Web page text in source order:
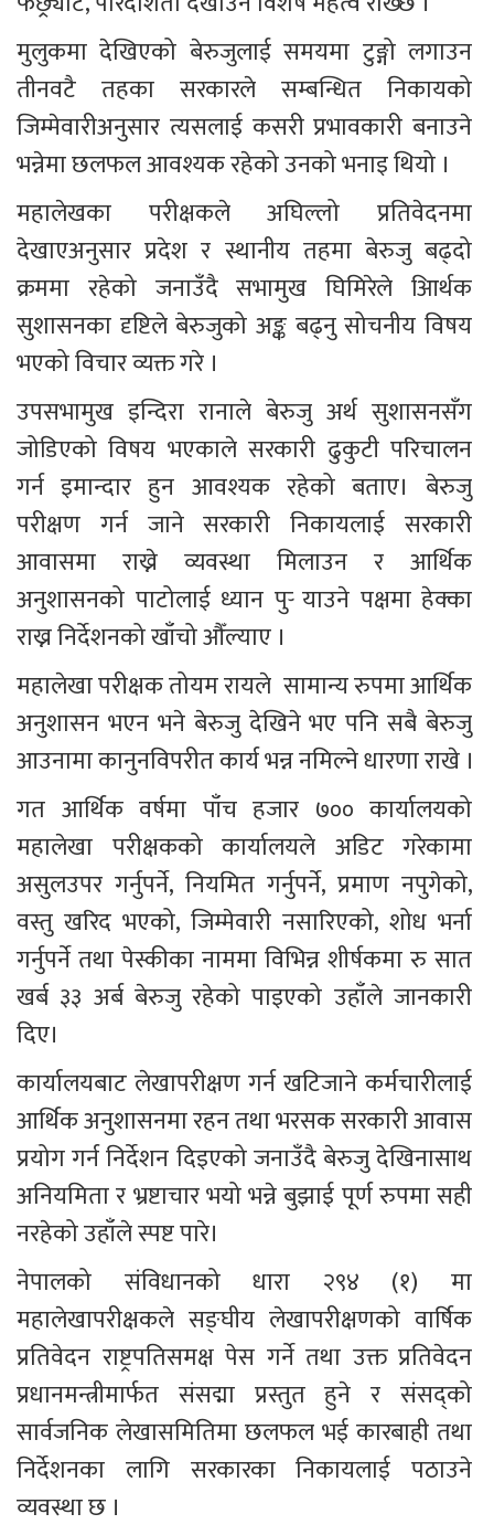
मुलुकमा देखिएको बेरुजुलाई समयमा टुङ्गो लगाउन
तीनवटै तहका सरकारले सम्बन्धित निकायको
जिम्मेवारीअनुसार त्यसलाई कसरी प्रभावकारी बनाउने
भन्नेमा छलफल आवश्यक रहेको उनको भनाइ थियो ।
महालेखका परीक्षकले अघिल्लो प्रतिवेदनमा
देखाएअनुसार प्रदेश र स्थानीय तहमा बेरुजु बढ्दो
क्रममा रहेको जनाउँदै सभामुख घिमिरेले आिर्थक
सुशासनका दृष्टिले बेरुजुको अङ्क बढ्नु सोचनीय विषय
भएको विचार व्यक्त गरे ।
उपसभामुख इन्दिरा रानाले बेरुजु अर्थ सुशासनसँग
जोडिएको विषय भएकाले सरकारी ढुकुटी परिचालन
गर्न इमान्दार हुन आवश्यक रहेको बताए। बेरुजु
परीक्षण गर्न जाने सरकारी निकायलाई सरकारी
आवासमा राख्ने व्यवस्था मिलाउन र आर्थिक
अनुशासनको पाटोलाई ध्यान पुर्‍ याउने पक्षमा हेक्का
राख्न निर्देशनको खाँचो औँल्याए ।
महालेखा परीक्षक तोयम रायले  सामान्य रुपमा आर्थिक
अनुशासन भएन भने बेरुजु देखिने भए पनि सबै बेरुजु
आउनामा कानुनविपरीत कार्य भन्न नमिल्ने धारणा राखे ।
गत आर्थिक वर्षमा पाँच हजार ७०० कार्यालयको
महालेखा परीक्षकको कार्यालयले अडिट गरेकामा
असुलउपर गर्नुपर्ने, नियमित गर्नुपर्ने, प्रमाण नपुगेको,
वस्तु खरिद भएको, जिम्मेवारी नसारिएको, शोध भर्ना
गर्नुपर्ने तथा पेस्कीका नाममा विभिन्न शीर्षकमा रु सात
खर्ब ३३ अर्ब बेरुजु रहेको पाइएको उहाँले जानकारी
दिए।
कार्यालयबाट लेखापरीक्षण गर्न खटिजाने कर्मचारीलाई
आर्थिक अनुशासनमा रहन तथा भरसक सरकारी आवास
प्रयोग गर्न निर्देशन दिइएको जनाउँदै बेरुजु देखिनासाथ
अनियमिता र भ्रष्टाचार भयो भन्ने बुझाई पूर्ण रुपमा सही
नरहेको उहाँले स्पष्ट पारे।
नेपालको संविधानको धारा २९४ (१) मा
महालेखापरीक्षकले सङ्घीय लेखापरीक्षणको वार्षिक
प्रतिवेदन राष्ट्रपतिसमक्ष पेस गर्ने तथा उक्त प्रतिवेदन
प्रधानमन्त्रीमार्फत संसद्मा प्रस्तुत हुने र संसद्को
सार्वजनिक लेखासमितिमा छलफल भई कारबाही तथा
निर्देशनका लागि सरकारका निकायलाई पठाउने
व्यवस्था छ ।